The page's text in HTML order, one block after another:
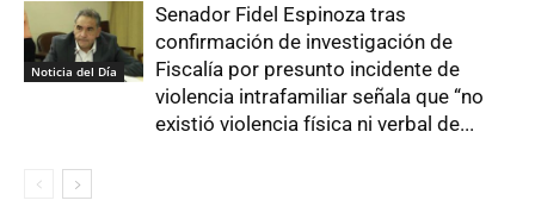
Noticia del Día
Senador Fidel Espinoza tras
confirmación de investigación de
Fiscalía por presunto incidente de
violencia intrafamiliar señala que “no
existió violencia física ni verbal de...